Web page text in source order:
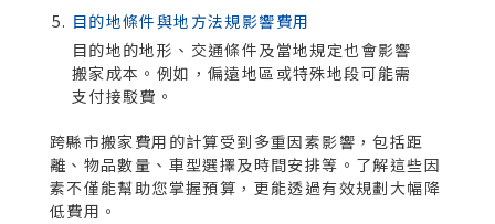
目的地條件與地方法規影響費用
目的地的地形、交通條件及當地規定也會影響
搬家成本。例如，偏遠地區或特殊地段可能需
支付接駁費。
跨縣市搬家費用的計算受到多重因素影響，包括距
離、物品數量、車型選擇及時間安排等。了解這些因
素不僅能幫助您掌握預算，更能透過有效規劃大幅降
低費用。